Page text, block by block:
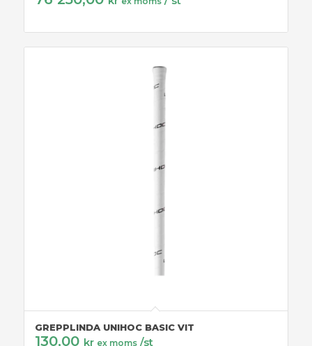
GREPPLINDA UNIHOC BASIC VIT
130,00 kr ex moms /st